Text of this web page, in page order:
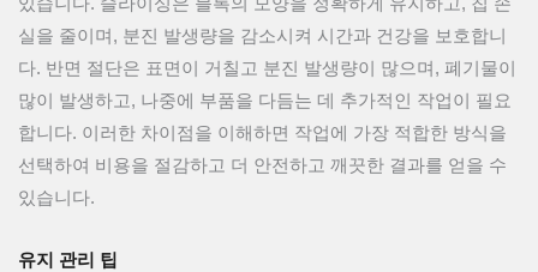
실을 줄이며, 분진 발생량을 감소시켜 시간과 건강을 보호합니
다. 반면 절단은 표면이 거칠고 분진 발생량이 많으며, 폐기물이
많이 발생하고, 나중에 부품을 다듬는 데 추가적인 작업이 필요
합니다. 이러한 차이점을 이해하면 작업에 가장 적합한 방식을
선택하여 비용을 절감하고 더 안전하고 깨끗한 결과를 얻을 수
있습니다.
유지 관리 팁